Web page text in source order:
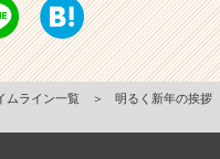
ムライン一覧 ＞
明るく新年の挨拶